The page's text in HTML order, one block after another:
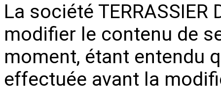
La société
modifier le contenu de
moment, étant entendu
effectuée avant la